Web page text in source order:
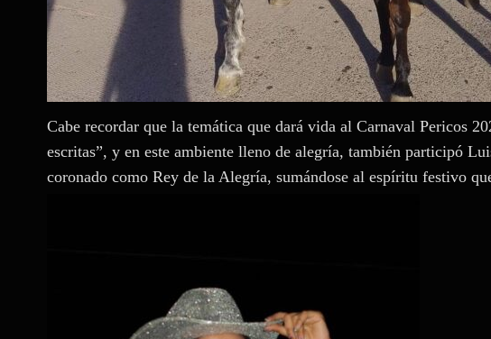
Cabe recordar que la temática que dará vida al Carnaval Pericos
escritas”, y en este ambiente lleno de alegría, también participó
coronado como Rey de la Alegría, sumándose al espíritu festivo